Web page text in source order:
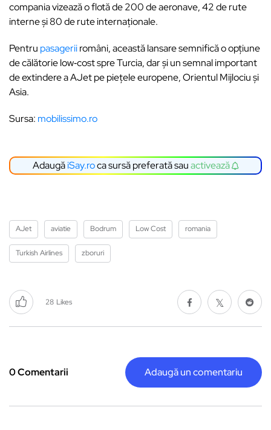
compania vizează o flotă de 200 de aeronave, 42 de rute
interne și 80 de rute internaționale.
Pentru pasageriiromâni, această lansare semnifică o opţiune
de călătorie low‑cost spre Turcia, dar și un semnal important
de extindere a AJet pe pieţele europene, Orientul Mijlociu și
Asia.
Sursa: mobilissimo.ro
AdaugăiSay.roca sursă preferată sauactivează
AJet aviatie Bodrum Low Cost romania
Turkish Airlines zboruri
28 Likes
0 Comentarii Adaugă un comentariu